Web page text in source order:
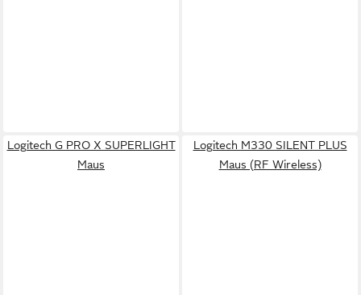
Logitech G PRO X SUPERLIGHT
Maus
Logitech M330 SILENT PLUS
Maus (RF Wireless)